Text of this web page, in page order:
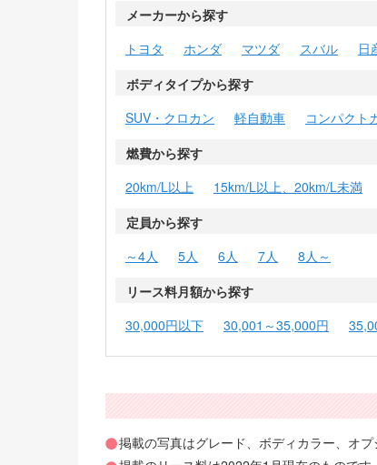
メーカーから探す
トヨタ
ホンダ マツダ スバル 日
ボディタイプから探す
SUV・クロカン
軽自動車 コンパクト
燃費から探す
20km/L以上
15km/L以上、20km/L未満
定員から探す
～4人
5人 6人 7人
8人～
リース料月額から探す
30,000円以下
30,001～35,000円
掲載の写真はグレード、ボディカラー、オ